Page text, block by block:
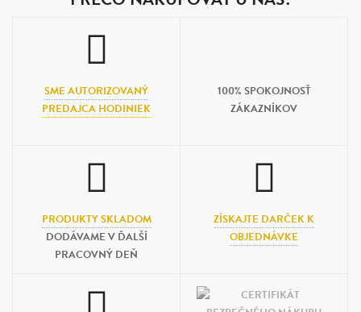
SME AUTORIZOVANÝ
PREDAJCA HODINIEK
100% SPOKOJNOSŤ
ZÁKAZNÍKOV
PRODUKTY SKLADOM
DODÁVAME V ĎALŠÍ
PRACOVNÝ DEŇ
ZÍSKAJTE DARČEK K
OBJEDNÁVKE